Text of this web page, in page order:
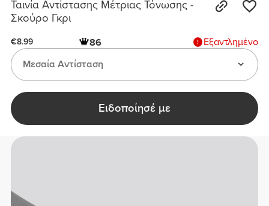
Ταινία Αντίστασης Μέτριας Τόνωσης -
Σκούρο Γκρι
€8.99 86
Εξαντλημένο
Μεσαία Αντίσταση
Ειδοποίησέ με